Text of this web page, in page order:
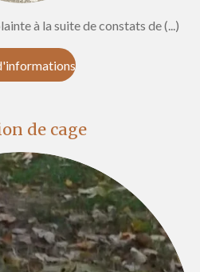
à la suite de constats de (...)
de cage